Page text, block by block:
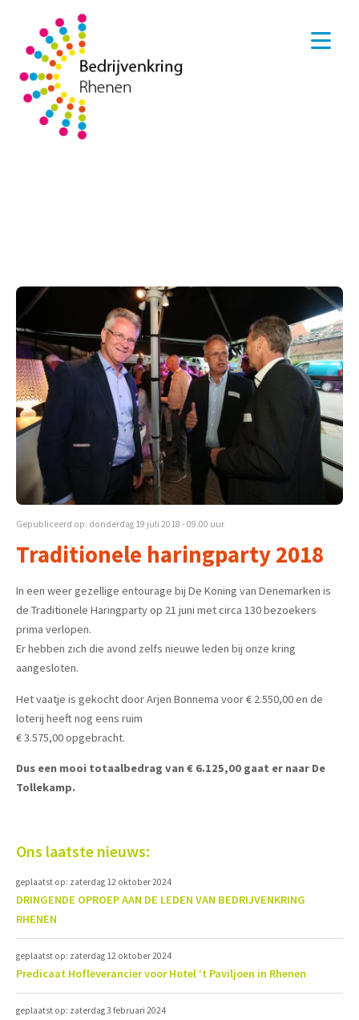
Gepubliceerd op: donderdag 19 juli 2018 - 09.00 uur
Traditionele haringparty 2018
In een weer gezellige entourage bij De Koning van Denemarken is
de Traditionele Haringparty op 21 juni met circa 130 bezoekers
prima verlopen.
Er hebben zich die avond zelfs nieuwe leden bij onze kring
aangesloten.
Het vaatje is gekocht door Arjen Bonnema voor € 2.550,00 en de
loterij heeft nog eens ruim
€ 3.575,00 opgebracht.
Dus een mooi totaalbedrag van € 6.125,00 gaat er naar De
Tollekamp.
Ons laatste nieuws:
geplaatst op: zaterdag 12 oktober 2024
DRINGENDE OPROEP AAN DE LEDEN VAN BEDRIJVENKRING
RHENEN
geplaatst op: zaterdag 12 oktober 2024
Predicaat Hofleverancier voor Hotel ‘t Paviljoen in Rhenen
geplaatst op: zaterdag 3 februari 2024